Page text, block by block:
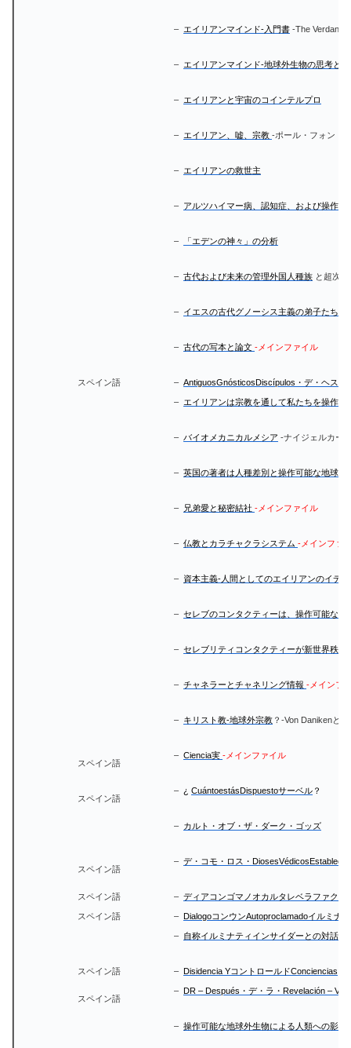
– エイリアンマインド-入門書 -The Verdants
– エイリアンマインド-地球外生物の思考と
– エイリアンと宇宙のコインテルプロ
– エイリアン、嘘、宗教 -ポール・フォン・
– エイリアンの救世主
– アルツハイマー病、認知症、および操作可
– 「エデンの神々」の分析
– 古代および未来の管理外国人種族 と超次
– イエスの古代グノーシス主義の弟子たちは
– 古代の写本と論文 -メインファイル
スペイン語 – AntiguosGnósticosDiscípulos・デ・ヘス
– エイリアンは宗教を通して私たちを操作し
– バイオメカニカルメシア -ナイジェルカー
– 英国の著者は人種差別と操作可能な地球
– 兄弟愛と秘密結社 -メインファイル
– 仏教とカラチャクラシステム -メインファ
– 資本主義-人間としてのエイリアンのイデ
– セレブのコンタクティーは、操作可能な
– セレブリティコンタクティーが新世界秩
– チャネラーとチャネリング情報 -メインフ
– キリスト教-地球外宗教 ？-Von Danikenと
スペイン語
– Ciencia実 -メインファイル
スペイン語
– ¿ CuántoestásDispuestoサーベル ？
– カルト・オブ・ザ・ダーク・ゴッズ
スペイン語
– デ・コモ・ロス・
スペイン語 – ディアコンゴマノオカルタレベラファク
スペイン語 – DialogoコンウンAutoproclamadoイルミナ
– 自称イルミナティインサイダーとの対話
スペイン語 – Disidencia YコントロールドConciencias
スペイン語
– DR – Después・デ・ラ・Revelación –
– 操作可能な地球外生物による人類への影響